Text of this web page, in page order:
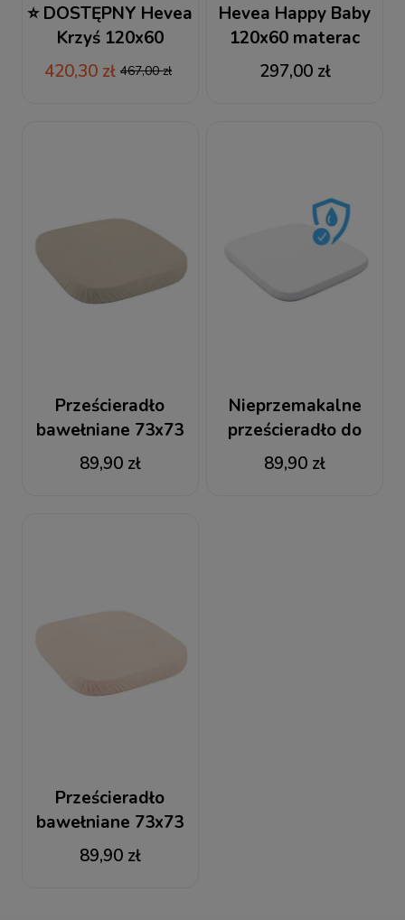
⭐ DOSTĘPNY Hevea
Krzyś 120x60
materac lateksowo-
kokosowy + RABAT
420,30 zł 467,00 zł
Hevea Happy Baby
120x60 materac
piankowy
297,00 zł
Prześcieradło
bawełniane 73x73
Ciemny beż Łóżeczko
7w1
89,90 zł
Nieprzemakalne
prześcieradło do
małego łóżeczka 7w1
89,90 zł
Prześcieradło
bawełniane 73x73
Szampańskie
89,90 zł